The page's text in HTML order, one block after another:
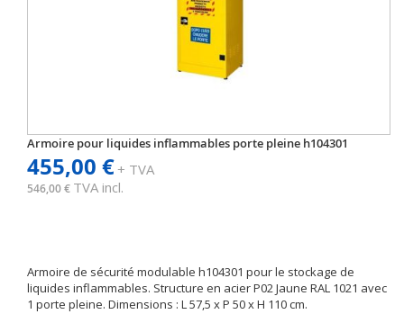
Armoire pour liquides inflammables porte pleine h104301
455,00 €+ TVA
546,00 € TVA incl.
Armoire de sécurité modulable h104301 pour le stockage de
liquides inflammables. Structure en acier P02 Jaune RAL 1021 avec
1 porte pleine. Dimensions : L 57,5 x P 50 x H 110 cm.